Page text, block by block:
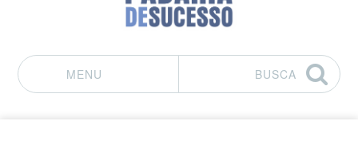
MENU
BUSCA